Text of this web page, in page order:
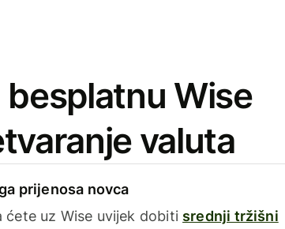
Wise
valuta
prijenosa novca
ćete uz Wise uvijek dobiti srednji tržišni